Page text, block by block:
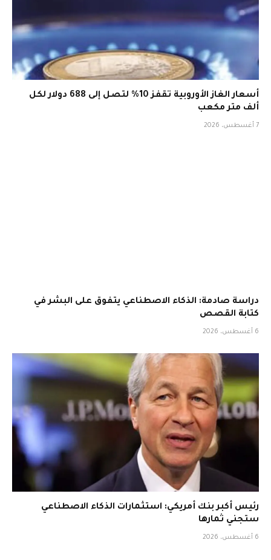
أسعار الغاز الأوروبية تقفز 10% لتصل إلى 688 دولار لكل
ألف متر مكعب
7 أغسطس، 2026
دراسة صادمة: الذكاء الاصطناعي يتفوق على البشر في
كتابة القصص
6 أغسطس، 2026
رئيس أكبر بنك أمريكي: استثمارات الذكاء الاصطناعي
ستجني ثمارها
6 أغسطس، 2026